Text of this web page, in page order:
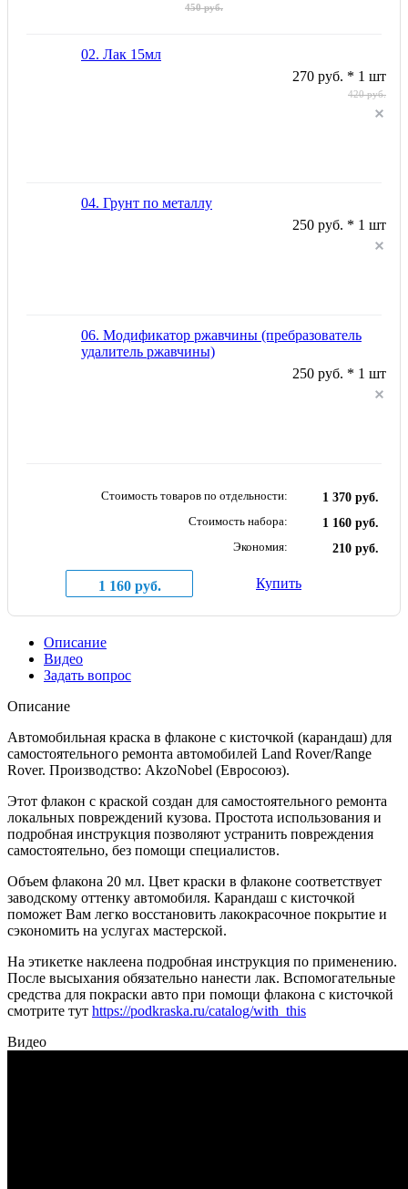
450 руб.
02. Лак 15мл
270 руб. * 1 шт
420 руб.
04. Грунт по металлу
250 руб. * 1 шт
06. Модификатор ржавчины (пребразователь
удалитель ржавчины)
250 руб. * 1 шт
Стоимость товаров по отдельности:
1 370 руб.
Стоимость набора:
1 160 руб.
Экономия:
210 руб.
1 160 руб. Купить
Описание
Видео
Задать вопрос
Описание
Автомобильная краска в флаконе с кисточкой (карандаш) для
самостоятельного ремонта автомобилей Land Rover/Range
Rover. Производство: AkzoNobel (Евросоюз).
Этот флакон с краской создан для самостоятельного ремонта
локальных повреждений кузова. Простота использования и
подробная инструкция позволяют устранить повреждения
самостоятельно, без помощи специалистов.
Объем флакона 20 мл. Цвет краски в флаконе соответствует
заводскому оттенку автомобиля. Карандаш с кисточкой
поможет Вам легко восстановить лакокрасочное покрытие и
сэкономить на услугах мастерской.
На этикетке наклеена подробная инструкция по применению.
После высыхания обязательно нанести лак. Вспомогательные
средства для покраски авто при помощи флакона с кисточкой
смотрите тут https://podkraska.ru/catalog/with_this
Видео